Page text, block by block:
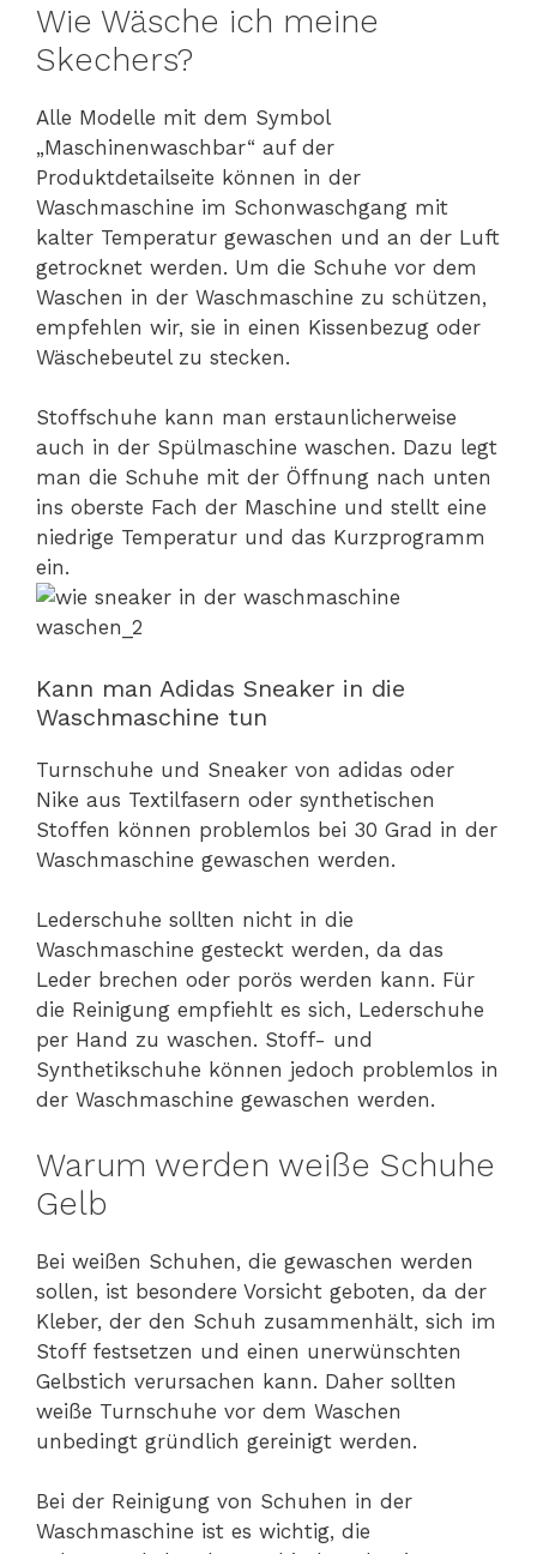
Wie Wäsche ich meine
Skechers?
Alle Modelle mit dem Symbol
„Maschinenwaschbar“ auf der
Produktdetailseite können in der
Waschmaschine im Schonwaschgang mit
kalter Temperatur gewaschen und an der Luft
getrocknet werden. Um die Schuhe vor dem
Waschen in der Waschmaschine zu schützen,
empfehlen wir, sie in einen Kissenbezug oder
Wäschebeutel zu stecken.
Stoffschuhe kann man erstaunlicherweise
auch in der Spülmaschine waschen. Dazu legt
man die Schuhe mit der Öffnung nach unten
ins oberste Fach der Maschine und stellt eine
niedrige Temperatur und das Kurzprogramm
ein.
Kann man Adidas Sneaker in die
Waschmaschine tun
Turnschuhe und Sneaker von adidas oder
Nike aus Textilfasern oder synthetischen
Stoffen können problemlos bei 30 Grad in der
Waschmaschine gewaschen werden.
Lederschuhe sollten nicht in die
Waschmaschine gesteckt werden, da das
Leder brechen oder porös werden kann. Für
die Reinigung empfiehlt es sich, Lederschuhe
per Hand zu waschen. Stoff- und
Synthetikschuhe können jedoch problemlos in
der Waschmaschine gewaschen werden.
Warum werden weiße Schuhe
Gelb
Bei weißen Schuhen, die gewaschen werden
sollen, ist besondere Vorsicht geboten, da der
Kleber, der den Schuh zusammenhält, sich im
Stoff festsetzen und einen unerwünschten
Gelbstich verursachen kann. Daher sollten
weiße Turnschuhe vor dem Waschen
unbedingt gründlich gereinigt werden.
Bei der Reinigung von Schuhen in der
Waschmaschine ist es wichtig, die